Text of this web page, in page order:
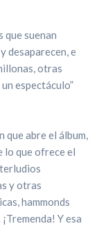
que suenan
desaparecen, e
otras
espectáculo”
que abre el álbum,
lo que ofrece el
y otras
hammonds
Y esa